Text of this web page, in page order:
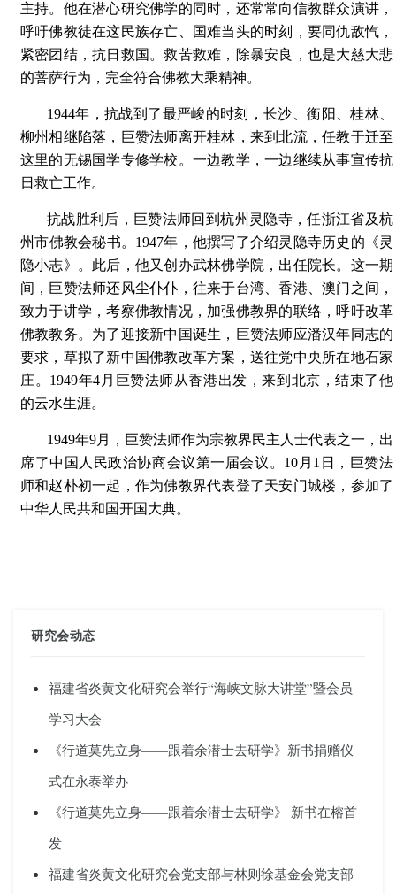
主持。他在潜心研究佛学的同时，还常常向信教群众演讲，
呼吁佛教徒在这民族存亡、国难当头的时刻，要同仇敌忾，
紧密团结，抗日救国。救苦救难，除暴安良，也是大慈大悲
的菩萨行为，完全符合佛教大乘精神。
1944年，抗战到了最严峻的时刻，长沙、衡阳、桂林、
柳州相继陷落，巨赞法师离开桂林，来到北流，任教于迁至
这里的无锡国学专修学校。一边教学，一边继续从事宣传抗
日救亡工作。
抗战胜利后，巨赞法师回到杭州灵隐寺，任浙江省及杭
州市佛教会秘书。1947年，他撰写了介绍灵隐寺历史的《灵
隐小志》。此后，他又创办武林佛学院，出任院长。这一期
间，巨赞法师还风尘仆仆，往来于台湾、香港、澳门之间，
致力于讲学，考察佛教情况，加强佛教界的联络，呼吁改革
佛教教务。为了迎接新中国诞生，巨赞法师应潘汉年同志的
要求，草拟了新中国佛教改革方案，送往党中央所在地石家
庄。1949年4月巨赞法师从香港出发，来到北京，结束了他
的云水生涯。
1949年9月，巨赞法师作为宗教界民主人士代表之一，出
席了中国人民政治协商会议第一届会议。10月1日，巨赞法
师和赵朴初一起，作为佛教界代表登了天安门城楼，参加了
中华人民共和国开国大典。
研究会动态
福建省炎黄文化研究会举行“海峡文脉大讲堂”暨会员
学习大会
《行道莫先立身——跟着余潜士去研学》新书捐赠仪
式在永泰举办
《行道莫先立身——跟着余潜士去研学》 新书在榕首
发
福建省炎黄文化研究会党支部与林则徐基金会党支部